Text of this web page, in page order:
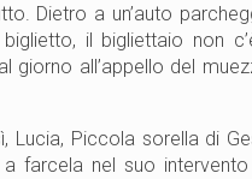
Dietro a un’auto
il bigliettaio non
all’appello del
Lucia, Piccola sorella di
farcela nel suo